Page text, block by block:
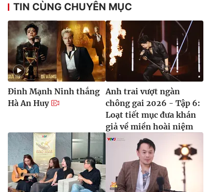
TIN CÙNG CHUYÊN MỤC
Đinh Mạnh Ninh thắng
Hà An Huy
Anh trai vượt ngàn
chông gai 2026 - Tập 6:
Loạt tiết mục đưa khán
giả về miền hoài niệm